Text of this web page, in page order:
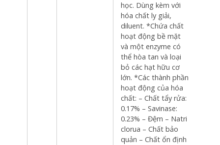
học. Dùng kèm với
hóa chất ly giải,
diluent. *Chứa chất
hoạt động bề mặt
và một enzyme có
thể hòa tan và loại
bỏ các hạt hữu cơ
lớn. *Các thành phần
hoạt động của hóa
chất: – Chất tẩy rửa:
0.17% – Savinase:
0.23% – Đệm – Natri
clorua – Chất bảo
quản – Chất ổn định